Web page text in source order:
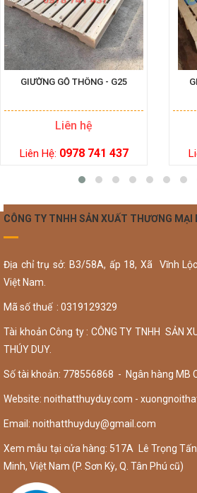
GIƯỜNG GỖ THÔNG - G25
Liên hệ
Liên Hệ: 0978 741 437
CÔNG TY TNHH SẢN XUẤT THƯƠNG MẠI
Địa chỉ trụ sở: B3/58A, ấp 18, Xã Vĩnh
Việt Nam.
Mã số thuế : 0319129329
Tài khoản Công ty : CÔNG TY TNHH SẢN
THÚY DUY.
Số tài khoản: 778556868 - Ngân hàng MB
Website: noithatthuyduy.com -
Email: noithatthuyduy@gmail.com
Xem mẫu tại cửa hàng: 517A Lê Trọng Tấn,
Minh, Việt Nam (P. Sơn Kỳ, Q. Tân Phú cũ)